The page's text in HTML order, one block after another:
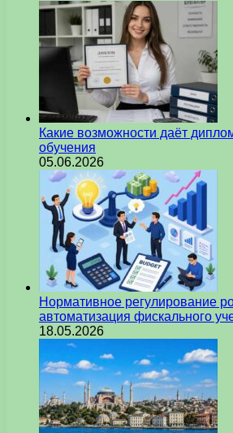
Какие возможности даёт
обучения
05.06.2026
Нормативное регулирование
автоматизация фискального
18.05.2026